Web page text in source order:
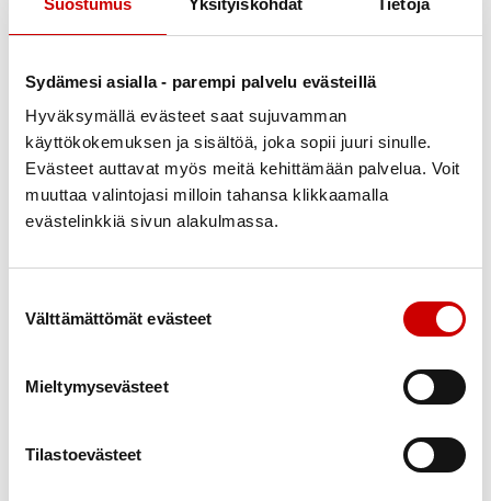
Sydämesi asialla - parempi palvelu evästeillä
Hyväksymällä evästeet saat sujuvamman
käyttökokemuksen ja sisältöä, joka sopii juuri sinulle.
Evästeet auttavat myös meitä kehittämään palvelua. Voit
muuttaa valintojasi milloin tahansa klikkaamalla
evästelinkkiä sivun alakulmassa.
Välttämättömät evästeet
Mieltymysevästeet
Tilastoevästeet
Liikuntapelosta on mahdollista päästä eroon.
Sydänliitto tarjoaa tukea liikuntapelon voittamiseen
sisällöillä. Myös paikallisten sydänyhdistysten
toiminnasta löytyy lääkkeitä rohkaistua liikkumaan
sydänsairaudesta huolimatta.
”On ollut palkitsevaa huomata, miten alueemme
sydänyhdistysten luontokuntosaliryhmien kävijät
Kävijäpalautteissa on kehuttu ryhmien miellyttävää ja
hyviksi. Toiminta on saanut ihmiset rohkeasti ulos